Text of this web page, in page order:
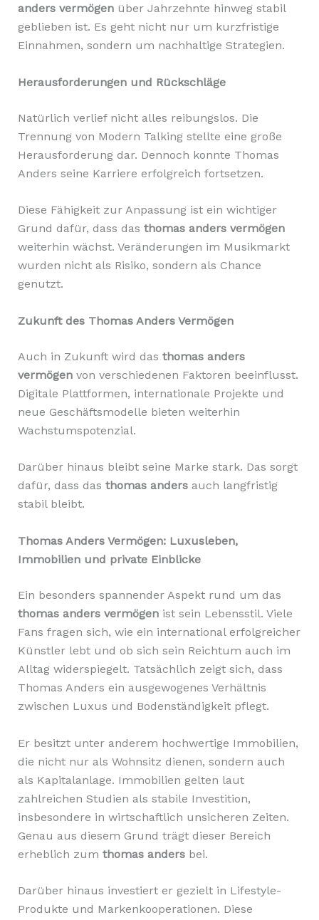
anders vermögenüber Jahrzehnte hinweg stabil
geblieben ist. Es geht nicht nur um kurzfristige
Einnahmen, sondern um nachhaltige Strategien.
Herausforderungen und Rückschläge
Natürlich verlief nicht alles reibungslos. Die
Trennung von Modern Talking stellte eine große
Herausforderung dar. Dennoch konnte Thomas
Anders seine Karriere erfolgreich fortsetzen.
Diese Fähigkeit zur Anpassung ist ein wichtiger
Grund dafür, dass das thomas anders vermögen
weiterhin wächst. Veränderungen im Musikmarkt
wurden nicht als Risiko, sondern als Chance
genutzt.
Zukunft des Thomas Anders Vermögen
Auch in Zukunft wird das thomas anders
vermögenvon verschiedenen Faktoren beeinflusst.
Digitale Plattformen, internationale Projekte und
neue Geschäftsmodelle bieten weiterhin
Wachstumspotenzial.
Darüber hinaus bleibt seine Marke stark. Das sorgt
dafür, dass das thomas andersauch langfristig
stabil bleibt.
Thomas Anders Vermögen: Luxusleben,
Immobilien und private Einblicke
Ein besonders spannender Aspekt rund um das
thomas anders vermögenist sein Lebensstil. Viele
Fans fragen sich, wie ein international erfolgreicher
Künstler lebt und ob sich sein Reichtum auch im
Alltag widerspiegelt. Tatsächlich zeigt sich, dass
Thomas Anders ein ausgewogenes Verhältnis
zwischen Luxus und Bodenständigkeit pflegt.
Er besitzt unter anderem hochwertige Immobilien,
die nicht nur als Wohnsitz dienen, sondern auch
als Kapitalanlage. Immobilien gelten laut
zahlreichen Studien als stabile Investition,
insbesondere in wirtschaftlich unsicheren Zeiten.
Genau aus diesem Grund trägt dieser Bereich
erheblich zum thomas andersbei.
Darüber hinaus investiert er gezielt in Lifestyle-
Produkte und Markenkooperationen. Diese